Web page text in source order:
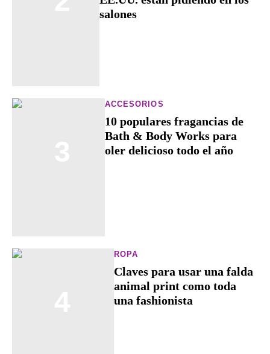
salones
ACCESORIOS
10 populares fragancias de
Bath & Body Works para
oler delicioso todo el año
ROPA
Claves para usar una falda
animal print como toda
una fashionista